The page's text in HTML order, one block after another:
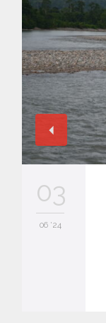
03
06 '24